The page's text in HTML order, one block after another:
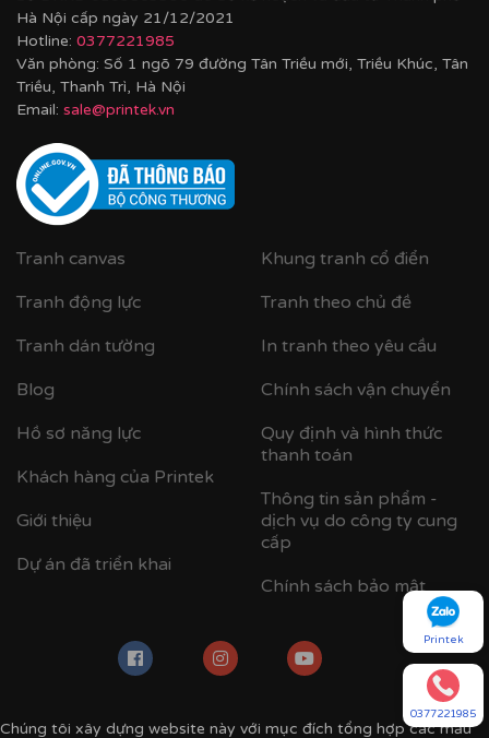
Cận cảnh khung nhựa composite bản khung nhỏ
Hà Nội cấp ngày 21/12/2021
Hotline: 0377221985
Văn phòng: Số 1 ngõ 79 đường Tân Triều mới, Triều Khúc, Tân
Triều, Thanh Trì, Hà Nội
Email: sale@printek.vn
Tranh canvas
Tranh động lực
Tranh dán tường
Blog
Hồ sơ năng lực
Khách hàng của Printek
Giới thiệu
Dự án đã triển khai
Khung tranh cổ điển
Tranh theo chủ đề
In tranh theo yêu cầu
Chính sách vận chuyển
Quy định và hình thức
thanh toán
Thông tin sản phẩm -
dịch vụ do công ty cung
cấp
Chính sách bảo mật
Chúng tôi xây dựng website này với mục đích tổng hợp các mẫu
Printek
0377221985